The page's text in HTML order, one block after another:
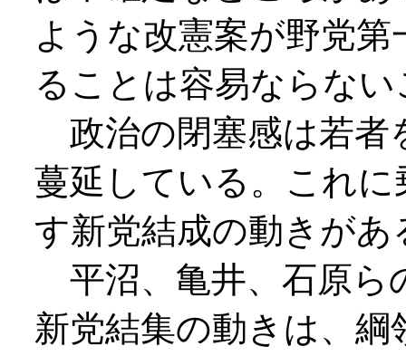
ような改憲案が野党
ることは容易ならな
政治の閉塞感は若者
蔓延している。これ
す新党結成の動きがあ
平沼、亀井、石原ら
新党結集の動きは、